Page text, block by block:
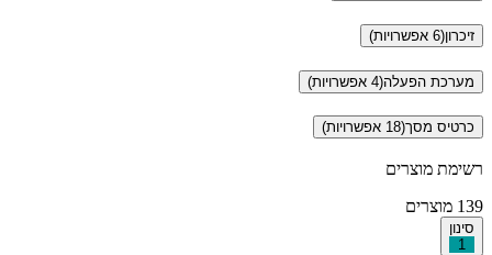
זיכרון(6 אפשרויות)
מערכת הפעלה(4 אפשרויות)
כרטיס מסך(18 אפשרויות)
רשימת מוצרים
139 מוצרים
סינון
1